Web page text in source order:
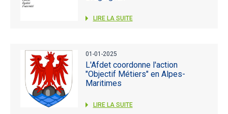
LIRE LA SUITE
01-01-2025
L'Afdet coordonne l'action
"Objectif Métiers" en Alpes-
Maritimes
LIRE LA SUITE